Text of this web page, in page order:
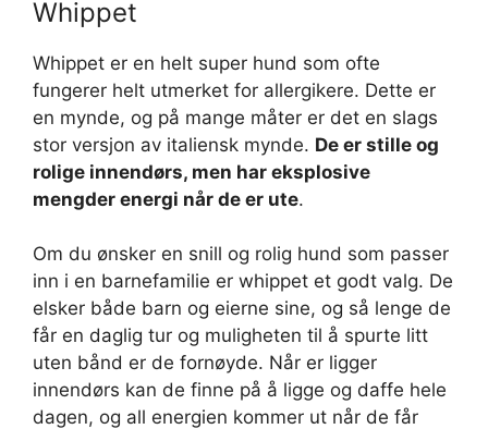
Whippet
Whippet er en helt super hund som ofte
fungerer helt utmerket for allergikere. Dette er
en mynde, og på mange måter er det en slags
stor versjon av italiensk mynde. De er stille og
rolige innendørs, men har eksplosive
mengder energi når de er ute.
Om du ønsker en snill og rolig hund som passer
inn i en barnefamilie er whippet et godt valg. De
elsker både barn og eierne sine, og så lenge de
får en daglig tur og muligheten til å spurte litt
uten bånd er de fornøyde. Når er ligger
innendørs kan de finne på å ligge og daffe hele
dagen, og all energien kommer ut når de får